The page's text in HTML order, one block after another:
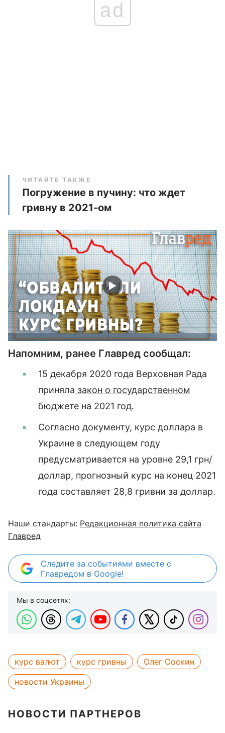
ad
ЧИТАЙТЕ ТАКЖЕ
Погружение в пучину: что ждет
гривну в 2021-ом
Напомним, ранее Главред сообщал:
15 декабря 2020 года Верховная Рада
приняла закон о государственном
бюджете на 2021 год.
Согласно документу, курс доллара в
Украине в следующем году
предусматривается на уровне 29,1 грн/
доллар, прогнозный курс на конец 2021
года составляет 28,8 гривни за доллар.
Наши стандарты: Редакционная политика сайта
Главред
Следите за событиями вместе с
Главредом в Google!
Мы в соцсетях:
курс валют курс гривны
Олег Соскин
новости Украины
НОВОСТИ ПАРТНЕРОВ